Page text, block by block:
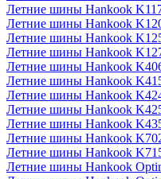
Летние шины Hankook
Летние шины Hankook
Летние шины Hankook
Летние шины Hankook
Летние шины Hankook
Летние шины Hankook
Летние шины Hankook
Летние шины Hankook
Летние шины Hankook
Летние шины Hankook
Летние шины Hankook
Летние шины Hankook